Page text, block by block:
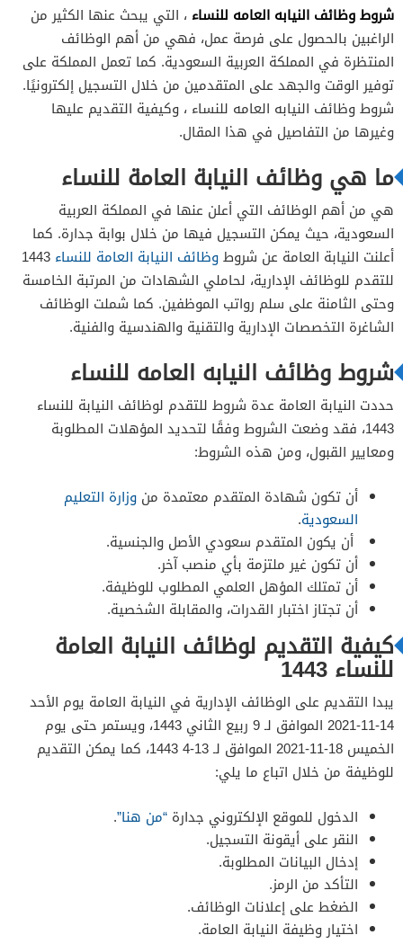
شروط وظائف النيابه العامه للنساء ، التي يبحث عنها الكثير من
الراغبين بالحصول على فرصة عمل، فهي من أهم الوظائف
المنتظرة في المملكة العربية السعودية. كما تعمل المملكة على
توفير الوقت والجهد على المتقدمين من خلال التسجيل إلكترونيًا.
شروط وظائف النيابه العامه للنساء ، وكيفية التقديم عليها
وغيرها من التفاصيل في هذا المقال.
ما هي وظائف النيابة العامة للنساء
هي من أهم الوظائف التي أعلن عنها في المملكة العربية
السعودية، حيث يمكن التسجيل فيها من خلال بوابة جدارة. كما
أعلنت النيابة العامة عن شروطوظائف النيابة العامة للنساء 1443
للتقدم للوظائف الإدارية، لحاملي الشهادات من المرتبة الخامسة
وحتى الثامنة على سلم رواتب الموظفين. كما شملت الوظائف
الشاغرة التخصصات الإدارية والتقنية والهندسية والفنية.
شروط وظائف النيابه العامه للنساء
حددت النيابة العامة عدة شروط للتقدم لوظائف النيابة للنساء
1443، فقد وضعت الشروط وفقًا لتحديد المؤهلات المطلوبة
ومعايير القبول، ومن هذه الشروط:
أن تكون شهادة المتقدم معتمدة من وزارة التعليم
السعودية.
أن يكون المتقدم سعودي الأصل والجنسية.
أن تكون غير ملتزمة بأي منصب آخر.
أن تمتلك المؤهل العلمي المطلوب للوظيفة.
أن تجتاز اختبار القدرات، والمقابلة الشخصية.
كيفية التقديم لوظائف النيابة العامة
للنساء 1443
يبدا التقديم على الوظائف الإدارية في النيابة العامة يوم الأحد
14-11-2021 الموافق لـ 9 ربيع الثاني 1443، ويستمر حتى يوم
الخميس 18-11-2021 الموافق لـ 13-4 1443، كما يمكن التقديم
للوظيفة من خلال اتباع ما يلي:
الدخول للموقع الإلكتروني جدارة “من هنا”.
النقر على أيقونة التسجيل.
إدخال البيانات المطلوبة.
التأكد من الرمز.
الضغط على إعلانات الوظائف.
اختيار وظيفة النيابة العامة.